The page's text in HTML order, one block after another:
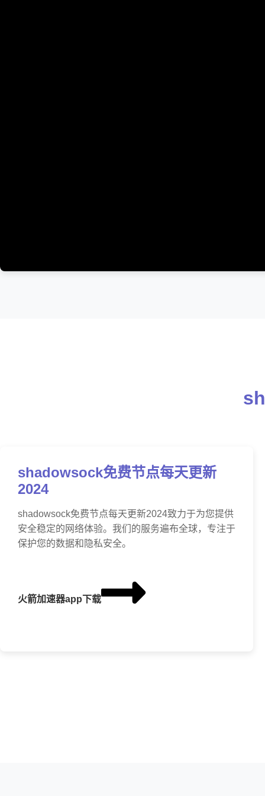
shadowsock免费节点每天更新
2024
shadowsock免费节点每天更新2024致力于为您提供
安全稳定的网络体验。我们的服务遍布全球，专注于
保护您的数据和隐私安全。
火箭加速器app下载